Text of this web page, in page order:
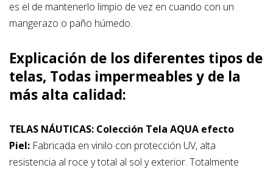
es el de mantenerlo limpio de vez en cuando con un
mangerazo o paño húmedo.
Explicación de los diferentes tipos de
telas, Todas impermeables y de la
más alta calidad:
TELAS NÁUTICAS: Colección Tela AQUA efecto
Piel: Fabricada en vinilo con protección UV, alta
resistencia al roce y total al sol y exterior. Totalmente